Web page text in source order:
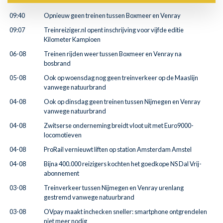
09:40
Opnieuw geen treinen tussen Boxmeer en Venray
09:07
Treinreiziger.nl opent inschrijving voor vijfde editie
Kilometer Kampioen
06-08
Treinen rijden weer tussen Boxmeer en Venray na
bosbrand
05-08
Ook op woensdag nog geen treinverkeer op de Maaslijn
vanwege natuurbrand
04-08
Ook op dinsdag geen treinen tussen Nijmegen en Venray
vanwege natuurbrand
04-08
Zwitserse onderneming breidt vloot uit met Euro9000-
locomotieven
04-08
ProRail vernieuwt liften op station Amsterdam Amstel
04-08
Bijna 400.000 reizigers kochten het goedkope NS Dal Vrij-
abonnement
03-08
Treinverkeer tussen Nijmegen en Venray urenlang
gestremd vanwege natuurbrand
03-08
OVpay maakt inchecken sneller: smartphone ontgrendelen
niet meer nodig